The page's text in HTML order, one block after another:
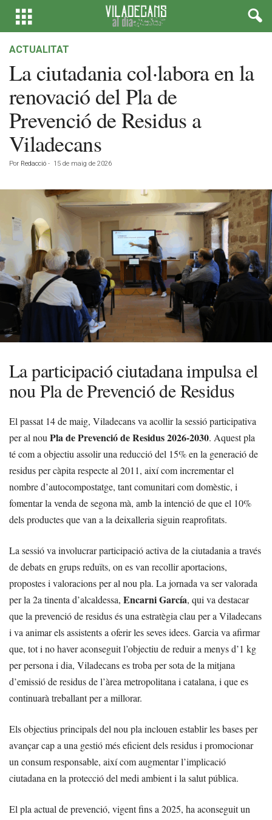
ACTUALITAT
La ciutadania col·labora en la
renovació del Pla de
Prevenció de Residus a
Viladecans
Por Redacció - 15 de maig de 2026
La participació ciutadana impulsa el
nou Pla de Prevenció de Residus
El passat 14 de maig, Viladecans va acollir la sessió participativa
per al nou Pla de Prevenció de Residus 2026-2030. Aquest pla
té com a objectiu assolir una reducció del 15% en la generació de
residus per càpita respecte al 2011, així com incrementar el
nombre d’autocompostatge, tant comunitari com domèstic, i
fomentar la venda de segona mà, amb la intenció de que el 10%
dels productes que van a la deixalleria siguin reaprofitats.
La sessió va involucrar participació activa de la ciutadania a través
de debats en grups reduïts, on es van recollir aportacions,
propostes i valoracions per al nou pla. La jornada va ser valorada
per la 2a tinenta d’alcaldessa, Encarni García, qui va destacar
que la prevenció de residus és una estratègia clau per a Viladecans
i va animar els assistents a oferir les seves idees. Garcia va afirmar
que, tot i no haver aconseguit l’objectiu de reduir a menys d’1 kg
per persona i dia, Viladecans es troba per sota de la mitjana
d’emissió de residus de l’àrea metropolitana i catalana, i que es
continuarà treballant per a millorar.
Els objectius principals del nou pla inclouen establir les bases per
avançar cap a una gestió més eficient dels residus i promocionar
un consum responsable, així com augmentar l’implicació
ciutadana en la protecció del medi ambient i la salut pública.
El pla actual de prevenció, vigent fins a 2025, ha aconseguit un